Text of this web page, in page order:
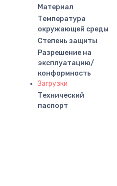
Материал
Температура
окружающей среды
Степень защиты
Разрешение на
эксплуатацию/
конформность
Загрузки
Технический
паспорт